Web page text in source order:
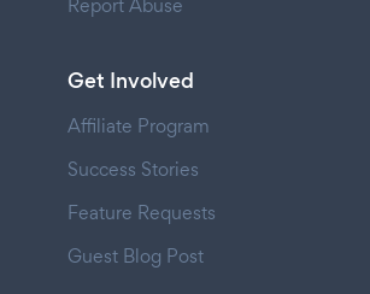
Report Abuse
Get Involved
Affiliate Program
Success Stories
Feature Requests
Guest Blog Post